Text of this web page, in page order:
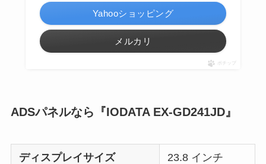
Yahooショッピング
メルカリ
ポチップ
ADSパネルなら『IODATA EX-GD241JD』
ディスプレイサイズ 23.8 インチ